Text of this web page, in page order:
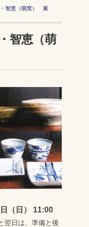
智恵（萌窯） 展
智恵（萌
（日） 11:00
翌日は、準備と後